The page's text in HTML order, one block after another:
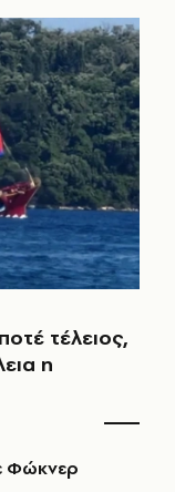
τέλειος,
η
Φώκνερ